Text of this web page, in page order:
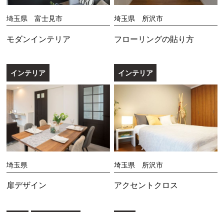
埼玉県 富士見市
モダンインテリア
埼玉県 所沢市
フローリングの貼り方
インテリア
埼玉県
扉デザイン
インテリア
埼玉県 所沢市
アクセントクロス